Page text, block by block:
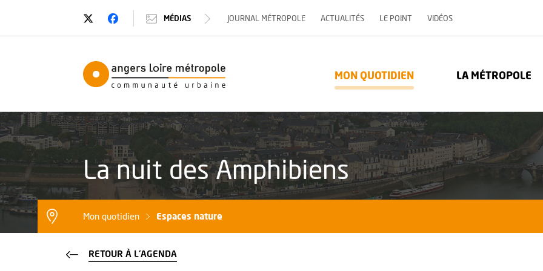
Suivez-nous sur Twitter
, Ouvre une nouvelle fenêtre
Suivez-nous sur Facebook
, Ouvre une nouvelle fenêtre
MÉDIAS JOURNAL MÉTROPOLE ACTUALITÉS LE POINT VIDÉOS, OUVRE UNE NOUVELLE
Angers Loire Métropole - Communauté urbaine : Retour à l'accueil
MON QUOTIDIEN LA MÉTROPOLE
La nuit des Amphibiens
Mon quotidien Espaces nature
RETOUR À L'AGENDA